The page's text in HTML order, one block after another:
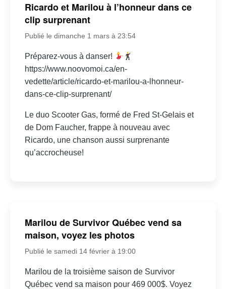
Ricardo et Marilou à l’honneur dans ce
clip surprenant
Publié le dimanche 1 mars à 23:54
Préparez-vous à danser!
https://www.noovomoi.ca/en-
vedette/article/ricardo-et-marilou-a-lhonneur-
dans-ce-clip-surprenant/
Le duo Scooter Gas, formé de Fred St-Gelais et
de Dom Faucher, frappe à nouveau avec
Ricardo, une chanson aussi surprenante
qu’accrocheuse!
Marilou de Survivor Québec vend sa
maison, voyez les photos
Publié le samedi 14 février à 19:00
Marilou de la troisième saison de Survivor
Québec vend sa maison pour 469 000$. Voyez